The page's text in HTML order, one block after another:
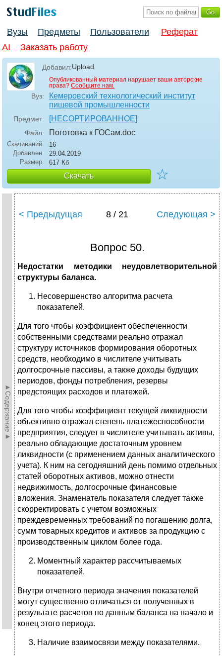
Вузы Предметы Пользователи
Реферат
AI
Заказать работу
Добавил:Upload
Опубликованный материал нарушает ваши авторские
права? Сообщите нам.
Вуз:
Кемеровский технологический институт
пищевой промышленности
Предмет: [НЕСОРТИРОВАННОЕ]
Файл: Поготовка к ГОСам.doc
Скачиваний:
16
Добавлен:
29.04.2019
Размер:
617 Кб
Скачать ☆
►Содержание►
< Предыдущая 8 / 21 Следующая >
Вопрос 50.
Недостатки методики неудовлетворительной
структуры баланса.
Несовершенство алгоритма расчета
показателей.
Для того чтобы коэффициент обеспеченности
собственными средствами реально отражал
структуру источников формирования оборотных
средств, необходимо в числителе учитывать
долгосрочные пассивы, а также доходы будущих
периодов, фонды потребления, резервы
предстоящих расходов и платежей.
Для того чтобы коэффициент текущей ликвидности
объективно отражал степень платежеспособности
предприятия, следует в числителе учитывать активы,
реально обладающие достаточным уровнем
ликвидности (с применением данных аналитического
учета). К ним на сегодняшний день помимо отдельных
статей оборотных активов, можно отнести
недвижимость, долгосрочные финансовые
вложения. Знаменатель показателя следует также
скорректировать с учетом возможных
преждевременных требований по погашению долга,
сумм товарных кредитов и активов за продукцию с
производственным циклом более года.
Моментный характер рассчитываемых
показателей.
Внутри отчетного периода значения показателей
могут существенно отличаться от полученных в
результате расчетов по данным баланса на начало и
конец этого периода.
Наличие взаимосвязи между показателями.